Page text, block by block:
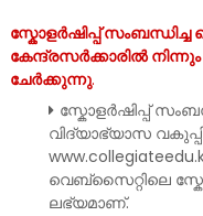
സ്കോളർഷിപ്പ്
കേന്ദ്രസർക്കാരിൽ
ചേർക്കുന്നു.
സ്കോളർഷിപ്പ്
വിദ്യാഭ്യാസ
വെബ്സൈറ്റിലെ
ലഭ്യമാണ്.